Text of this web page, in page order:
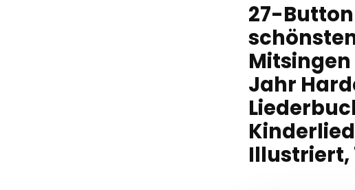
27-
Mitsingen
Jahr
Illustriert,